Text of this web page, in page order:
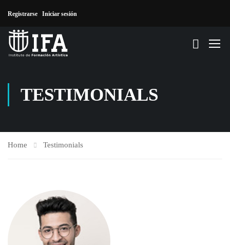
Registrarse Iniciar sesión
TESTIMONIALS
Home Testimonials